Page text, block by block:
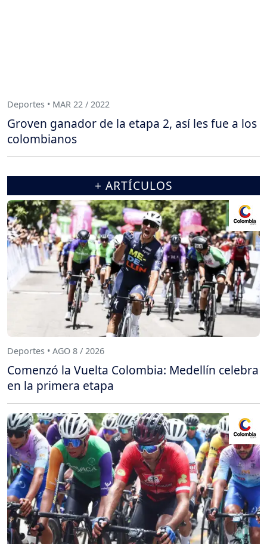
Deportes • MAR 22 / 2022
Groven ganador de la etapa 2, así les fue a los
colombianos
+ ARTÍCULOS
Deportes • AGO 8 / 2026
Comenzó la Vuelta Colombia: Medellín celebra
en la primera etapa